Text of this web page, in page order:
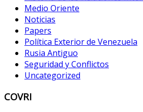
Medio Oriente
Noticias
Papers
Política Exterior de Venezuela
Rusia Antiguo
Seguridad y Conflictos
Uncategorized
COVRI